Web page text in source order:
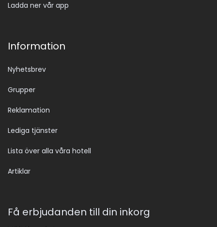
Ladda ner vår app
Information
Nyhetsbrev
Grupper
Reklamation
Lediga tjänster
Lista över alla våra hotell
Artiklar
Få erbjudanden till din inkorg